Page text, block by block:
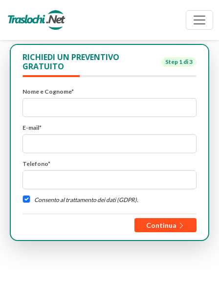
RICHIEDI UN PREVENTIVO
GRATUITO
Step 1 di 3
Nome e Cognome*
E-mail*
Telefono*
Consento al trattamento dei dati (GDPR).
Continua